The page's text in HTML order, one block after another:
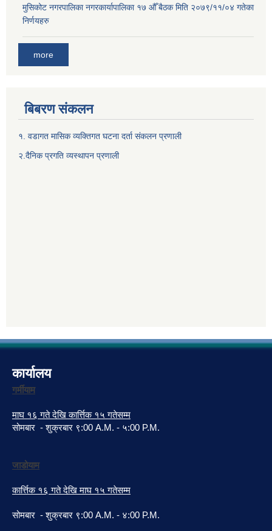
मुसिकोट नगरपालिका नगरकार्यापालिका १७ औँ बैठक मिति २०७९/११/०४ गतेका
निर्णयहरु
more
बिबरण संकलन
१. वडागत मासिक व्यक्तिगत घटना दर्ता संकलन प्रणाली
२.दैनिक प्रगति व्यस्थापन प्रणाली
कार्यालय
गर्मीयाम
माघ १६ गते देखि कार्त्तिक १५ गतेसम्म
सोमबार - शुक्रबार ९:00 A.M. - ५:00 P.M.
जाडोयाम
कार्त्तिक १६ गते देखि माघ १५ गतेसम्म
सोमबार - शुक्रबार ९:00 A.M. - ४:00 P.M.